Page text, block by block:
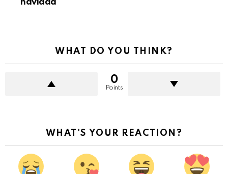
navidad
WHAT DO YOU THINK?
0
Points
WHAT'S YOUR REACTION?